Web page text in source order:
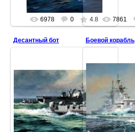
6978 0 4.8 7861
Десантный бот Боевой корабль